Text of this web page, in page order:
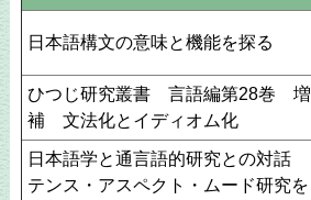
日本語構文の意味と機能を探る
ひつじ研究叢書 言語編第28巻 増
補 文法化とイディオム化
日本語学と通言語的研究との対話
テンス・アスペクト・ムード研究を